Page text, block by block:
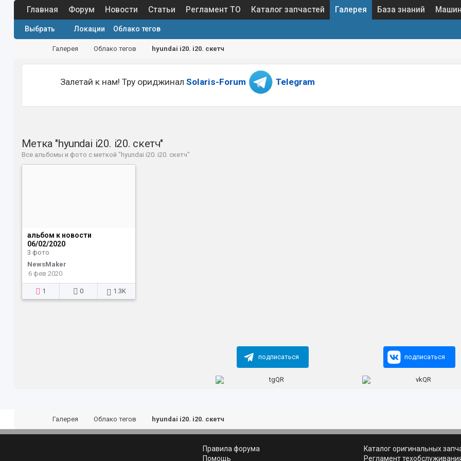
Главная Форум Новости Статьи Регламент ТО Каталог запчастей Галерея
Выбрать Локации Облако тегов
База знаний
Галерея Облако тегов hyundai i20. i20. скетч
Залетай к нам! Тру ориджинал Solaris-Forum Telegram
Метка "hyundai i20. i20. скетч"
Все альбомы и фото с меткой "hyundai i20. i20. скетч"
альбом к новости
06/02/2020
3 фото
NewsMaker
6 фев 2020
1 0 1.3K
подписаться подписаться
Галерея Облако тегов hyundai i20. i20. скетч
Правила форума
Помощь
Каталог оригинальных
Регламент